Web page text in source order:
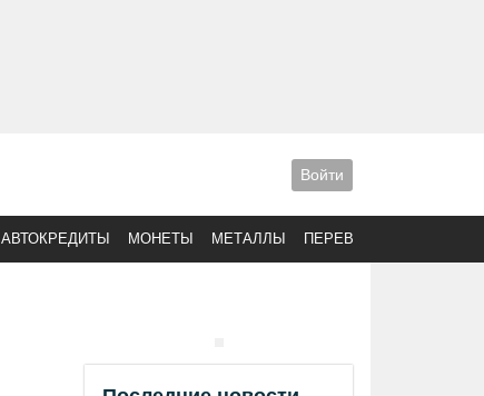
Войти
АВТОКРЕДИТЫ МОНЕТЫ МЕТАЛЛЫ ПЕРЕВОДЫ